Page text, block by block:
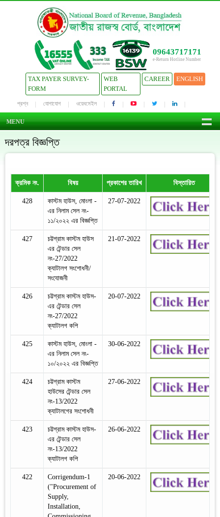
09643717171
e-Return Hotline Number
TAX PAYER SURVEY-
FORM
WEB
PORTAL
CAREER ENGLISH
প্রশ্ন যোগাযোগ ওয়েবমেইল
MENU
দরপত্র বিজ্ঞপ্তি
ক্রমিক নং. বিষয় প্রকাশের তারিখ বিস্তারিত
428
কাস্টম হাউস, মোংলা -
এর নিলাম সেল নং-
১১/২০২২ এর বিজ্ঞপ্তি
27-07-2022
427
চট্টগ্রাম কাস্টম হাউস
এর টেন্ডার সেল
নং-27/2022
ক্যাটালগ সংশোধনী/
সংযোজনী
21-07-2022
426
চট্টগ্রাম কাস্টম হাউস-
এর টেন্ডার সেল
নং-27/2022
ক্যাটালগ কপি
20-07-2022
425
কাস্টম হাউস, মোংলা -
এর নিলাম সেল নং-
১০/২০২২ এর বিজ্ঞপ্তি
30-06-2022
424
চট্টগ্রাম কাস্টম
হাউসের টেন্ডার সেল
নং-13/2022
ক্যাটালগের সংশোধনী
27-06-2022
423
চট্টগ্রাম কাস্টম হাউস-
এর টেন্ডার সেল
নং-13/2022
ক্যাটালগ কপি
26-06-2022
422
Corrigendum-1
("Procurement of
Supply,
Installation,
20-06-2022